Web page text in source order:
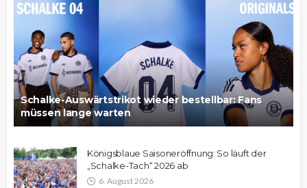
Schalke-Auswärtstrikot wieder bestellbar: Fans
müssen lange warten
Königsblaue Saisoneröffnung: So läuft der
„Schalke-Tach“ 2026 ab
6. August 2026